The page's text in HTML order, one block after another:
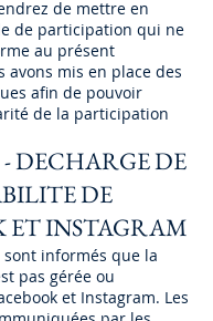
de mettre en
de participation qui ne
au présent
avons mis en place des
afin de pouvoir
de la participation
DECHARGE DE
DE
ET INSTAGRAM
informés que la
pas gérée ou
et Instagram. Les